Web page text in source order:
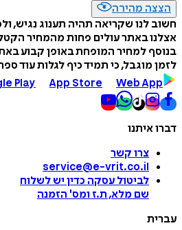
הצצה מהירה
חשוב לנו שקריאה תהיה תענוג נגיש,
אצלנו באתר עולים פחות מהמחיר
בנוסף למחיר המופחת באופן קבוע
לזמן מוגבל, כי תמיד כיף לגלות עוד
Play
App Store Web App
דברו איתנו
צרו קשר
service@e-vrit.co.il
לביטול עסקה כדין יש לשלוח
שם מלא, ת.ז ומס' הזמנה
עברית